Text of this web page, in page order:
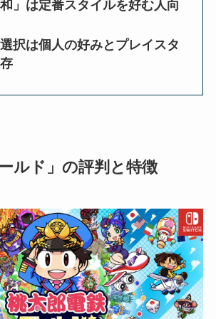
和」は定番スタイルを好む人向
択は個人の好みとプレイスタ
ルド」の評判と特徴